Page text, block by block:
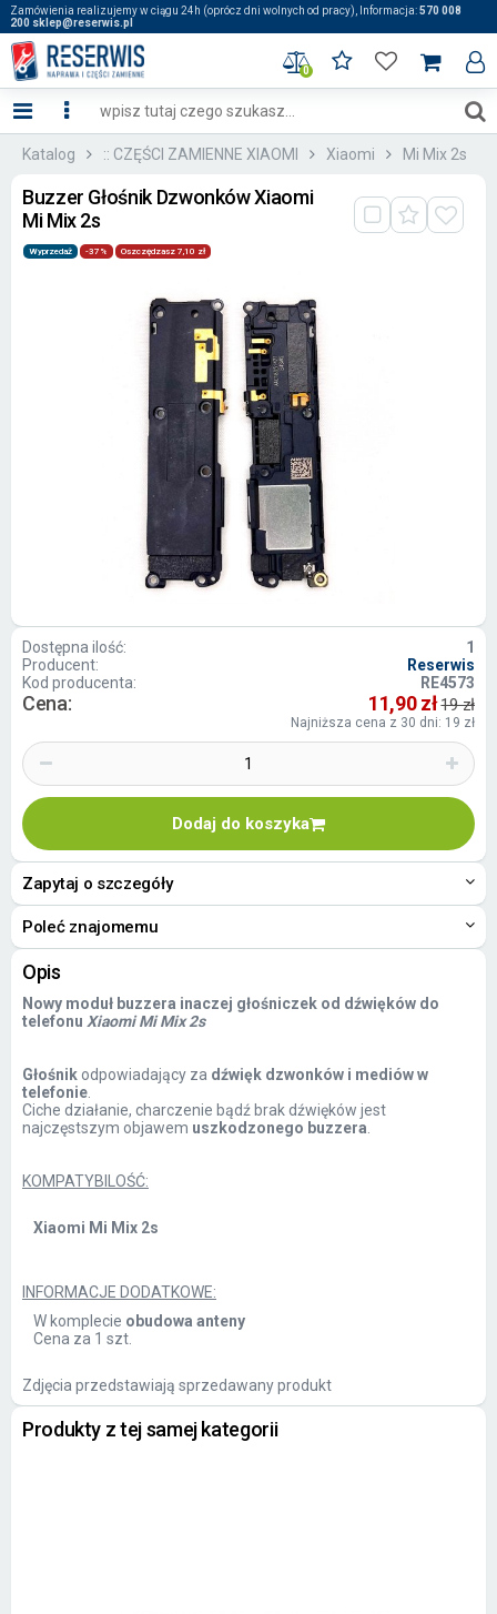
Zamówienia realizujemy w ciągu 24h (oprócz dni wolnych od pracy), Informacja:570 008
200 sklep@reserwis.pl
0
Katalog :: CZĘŚCI ZAMIENNE XIAOMI Xiaomi Mi Mix 2s
Buzzer Głośnik Dzwonków Xiaomi
Mi Mix 2s
Wyprzedaż -37% Oszczędzasz 7,10 zł
Dostępna ilość:
1
Producent:
Reserwis
Kod producenta:
RE4573
Cena: 11,90 zł19 zł
Najniższa cena z 30 dni: 19 zł
Dodaj do koszyka
Zapytaj o szczegóły
Poleć znajomemu
Opis
Nowy moduł buzzera inaczej głośniczek od dźwięków do
telefonu Xiaomi Mi Mix 2s
Głośnik odpowiadający za dźwięk dzwonków i mediów w
telefonie
Ciche działanie, charczenie bądź brak dźwięków jest
najczęstszym objawem uszkodzonego buzzera
KOMPATYBILOŚĆ:
Xiaomi Mi Mix 2s
INFORMACJE DODATKOWE:
W komplecie obudowa anteny
Cena za 1 szt.
Zdjęcia przedstawiają sprzedawany produkt
Produkty z tej samej kategorii